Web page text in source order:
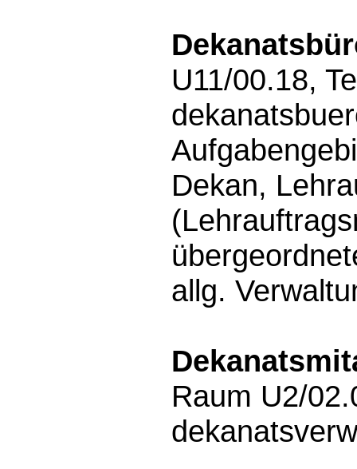
U11/00.18,
Dekan,
allg.
Raum U2/